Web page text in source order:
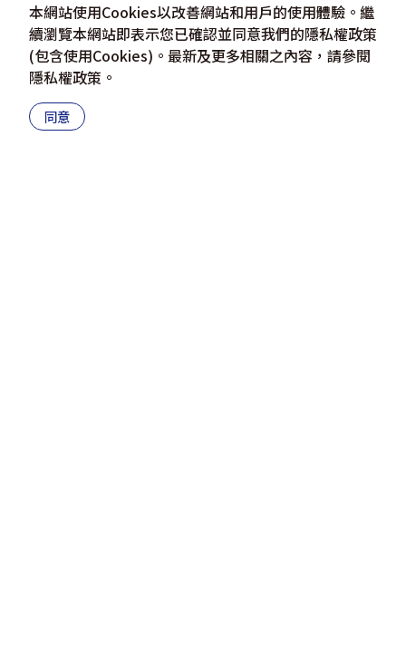
本網站使用Cookies以改善網站和用戶的使用體驗。繼
續瀏覽本網站即表示您已確認並同意我們的隱私權政策
(包含使用Cookies)。最新及更多相關之內容，請參閱
隱私權政策 。
同意